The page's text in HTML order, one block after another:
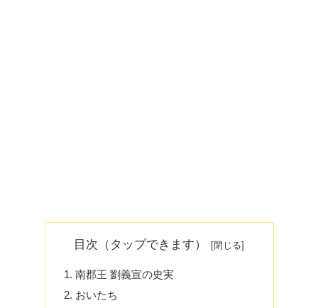
目次（タップできます）
南郡王 劉義宣の史実
おいたち